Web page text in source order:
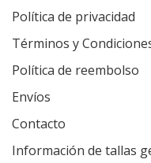
Política de privacidad
Términos y
Política de reembolso
Envíos
Contacto
Información de tallas